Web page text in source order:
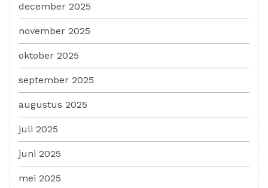
december 2025
november 2025
oktober 2025
september 2025
augustus 2025
juli 2025
juni 2025
mei 2025